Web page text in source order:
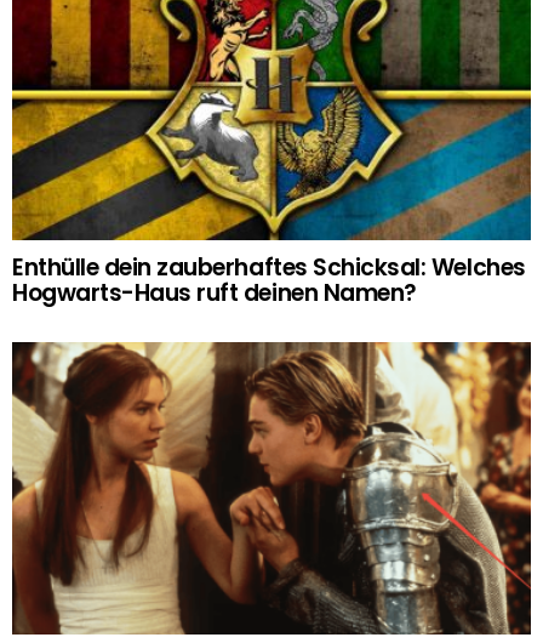
Enthülle dein zauberhaftes Schicksal: Welches
Hogwarts-Haus ruft deinen Namen?